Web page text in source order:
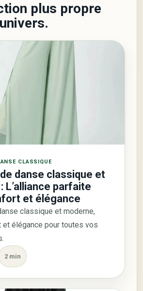
plus propre
CLASSIQUE
danse classique et
L’alliance parfaite
et élégance
classique et moderne,
et élégance pour toutes vos
2 min